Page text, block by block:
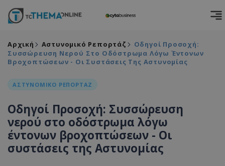
Αρχική Αστυνομικό Ρεπορτάζ
Οδηγοί Προσοχή:
Συσσώρευση Νερού Στο Οδόστρωμα Λόγω Έντονων
Βροχοπτώσεων - Οι Συστάσεις Της Αστυνομίας
ΑΣΤΥΝΟΜΙΚΟ ΡΕΠΟΡΤΑΖ
Οδηγοί Προσοχή: Συσσώρευση
νερού στο οδόστρωμα λόγω
έντονων βροχοπτώσεων - Οι
συστάσεις της Αστυνομίας